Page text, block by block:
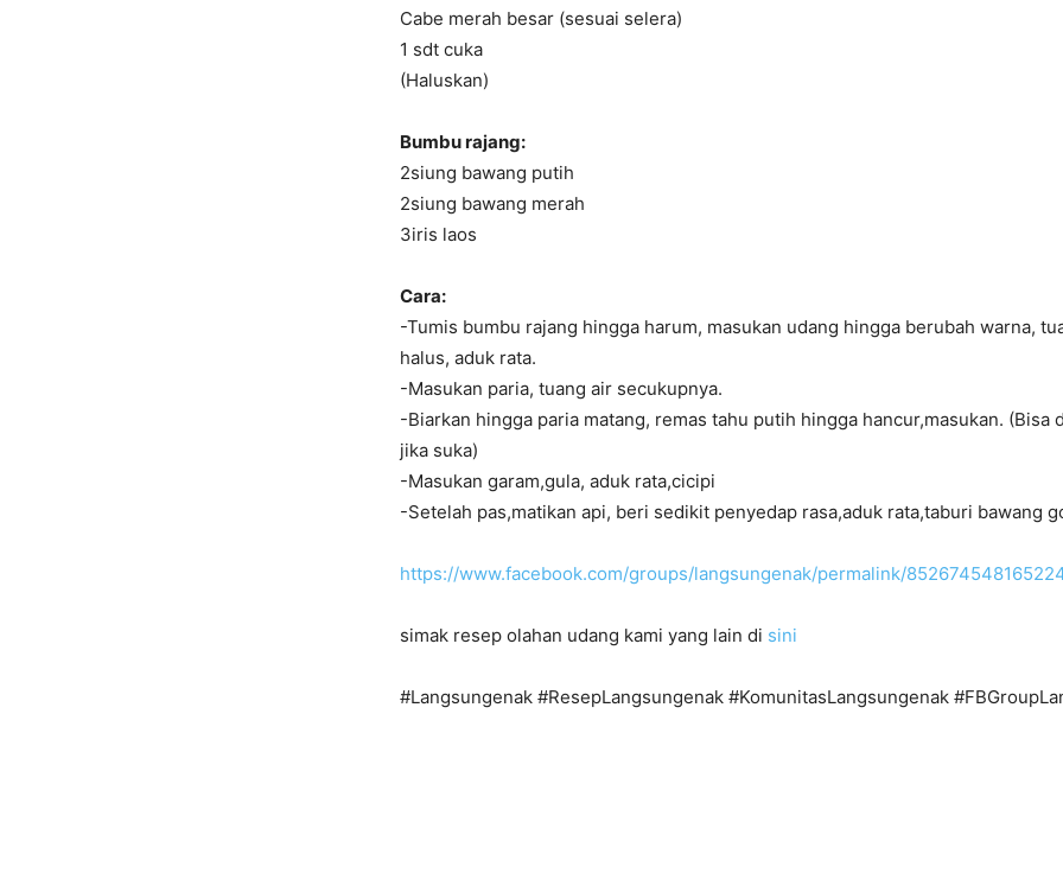
Cabe merah besar (sesuai selera)
1 sdt cuka
(Haluskan)
Bumbu rajang:
2siung bawang putih
2siung bawang merah
3iris laos
Cara:
-Tumis bumbu rajang hingga harum, masukan udang hingga berubah warna,
halus, aduk rata.
-Masukan paria, tuang air secukupnya.
-Biarkan hingga paria matang, remas tahu putih hingga hancur,masukan. (Bisa
jika suka)
-Masukan garam,gula, aduk rata,cicipi
-Setelah pas,matikan api, beri sedikit penyedap rasa,aduk rata,taburi bawang
https://www.facebook.com/groups/langsungenak/permalink/
simak resep olahan udang kami yang lain di sini
#Langsungenak #ResepLangsungenak #KomunitasLangsungenak